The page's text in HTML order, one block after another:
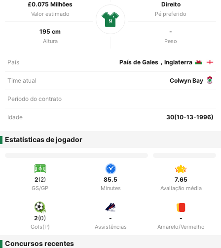
£0.075 Milhões
Valor estimado
Direito
Pé preferido
195 cm
Altura
-
Peso
9
País País de Gales，Inglaterra
Time atual Colwyn Bay
Período do contrato
Idade 30(10-13-1996)
Estatísticas de jogador
2(2)
GS/GP
85.5
Minutes
7.65
Avaliação média
2(0)
Gols(P)
-
Assistências
-
Amarelo/Vermelho
Concursos recentes